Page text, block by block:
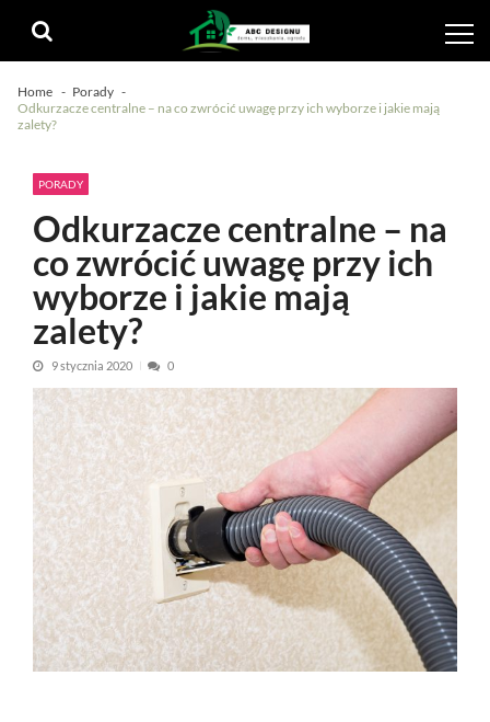
navigation
content
Home
Porady
Odkurzacze centralne – na co zwrócić uwagę przy ich wyborze i jakie mają
zalety?
PORADY
Odkurzacze centralne – na
co zwrócić uwagę przy ich
wyborze i jakie mają
zalety?
9 stycznia 2020 0